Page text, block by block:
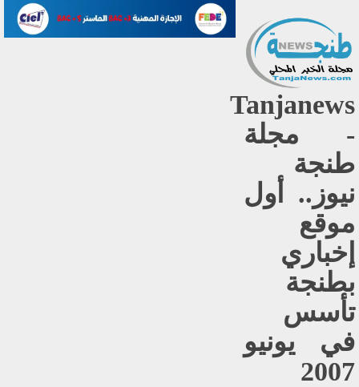
Tanjanews
- مجلة
طنجة
نيوز.. أول
موقع
إخباري
بطنجة
تأسس
في يونيو
2007